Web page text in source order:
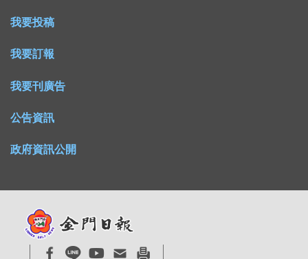
我要投稿
我要訂報
我要刊廣告
公告資訊
政府資訊公開